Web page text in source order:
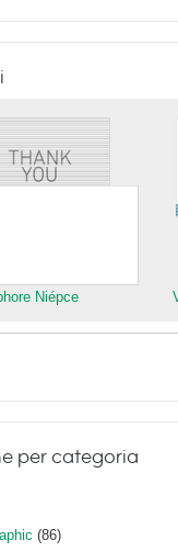
Niépce
per categoria
(86)